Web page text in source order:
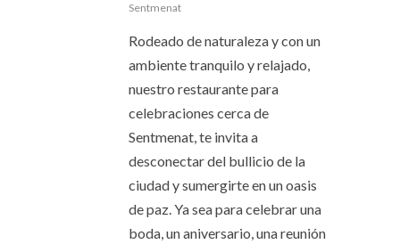
Sentmenat
Rodeado de naturaleza y con un
ambiente tranquilo y relajado,
nuestro restaurante para
celebraciones cerca de
Sentmenat, te invita a
desconectar del bullicio de la
ciudad y sumergirte en un oasis
de paz. Ya sea para celebrar una
boda, un aniversario, una reunión